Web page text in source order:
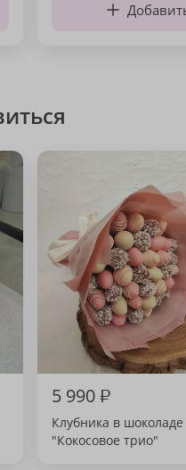
5 990₽
Клубника в шоколаде
"Кокосовое трио"